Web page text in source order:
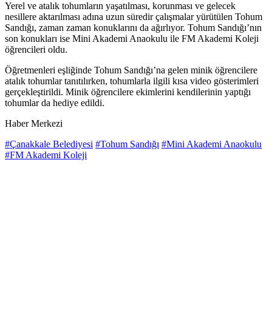
Yerel ve atalık tohumların yaşatılması, korunması ve gelecek
nesillere aktarılması adına uzun süredir çalışmalar yürütülen Tohum
Sandığı, zaman zaman konuklarını da ağırlıyor. Tohum Sandığı’nın
son konukları ise Mini Akademi Anaokulu ile FM Akademi Koleji
öğrencileri oldu.
Öğretmenleri eşliğinde Tohum Sandığı’na gelen minik öğrencilere
atalık tohumlar tanıtılırken, tohumlarla ilgili kısa video gösterimleri
gerçekleştirildi. Minik öğrencilere ekimlerini kendilerinin yaptığı
tohumlar da hediye edildi.
Haber Merkezi
#Çanakkale Belediyesi #Tohum Sandığı #Mini Akademi Anaokulu
#FM Akademi Koleji